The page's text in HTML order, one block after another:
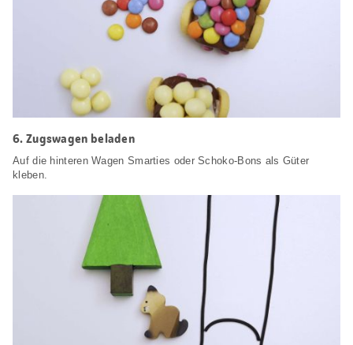
6.Zugswagen beladen
Auf die hinteren Wagen Smarties oder Schoko-Bons als Güter
kleben.